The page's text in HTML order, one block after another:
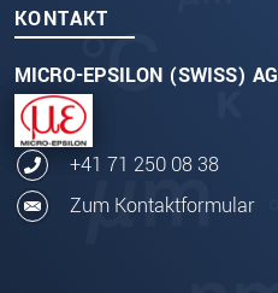
KONTAKT
MICRO-EPSILON (SWISS) AG
+41 71 250 08 38
Zum Kontaktformular